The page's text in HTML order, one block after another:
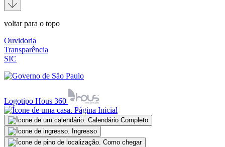
voltar para o topo
Ouvidoria
Transparência
SIC
Logotipo Hous 360
Página Inicial
Calendário Completo
Ingresso
Como chegar